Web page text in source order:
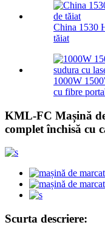
China 1530
tăiat
1000W
cu fibre
KML-FC Mașină
complet închisă cu
Scurta descriere: